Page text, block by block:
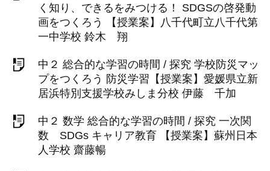
く知り、できるをみつける！ SDGSの啓発動
画をつくろう 【授業案】八千代町立八千代第
一中学校 鈴木 翔
中２ 総合的な学習の時間 / 探究 学校防災マッ
プをつくろう 防災学習【授業案】愛媛県立新
居浜特別支援学校みしま分校 伊藤 千加
中２ 数学 総合的な学習の時間 / 探究 一次関
数 SDGs キャリア教育 【授業案】蘇州日本
人学校 齋藤暢